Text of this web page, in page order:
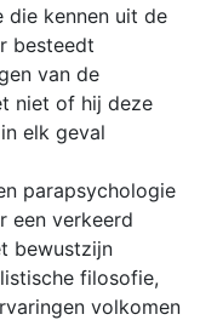
die kennen uit de
besteedt
van de
niet of hij deze
elk geval
parapsychologie
een verkeerd
bewustzijn
filosofie,
volkomen